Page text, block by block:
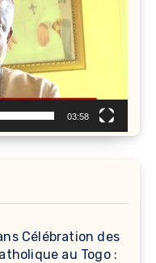
03:58
Célébration des
au Togo :